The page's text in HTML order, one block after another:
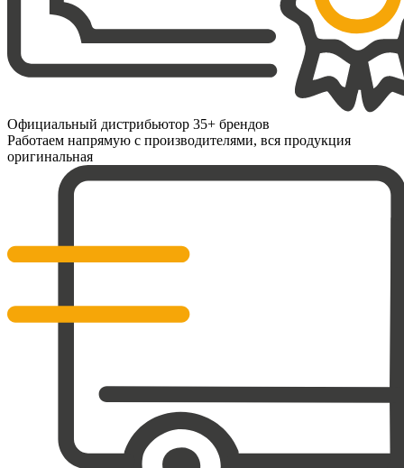
Официальный дистрибьютор 35+ брендов
Работаем напрямую с производителями, вся продукция
оригинальная